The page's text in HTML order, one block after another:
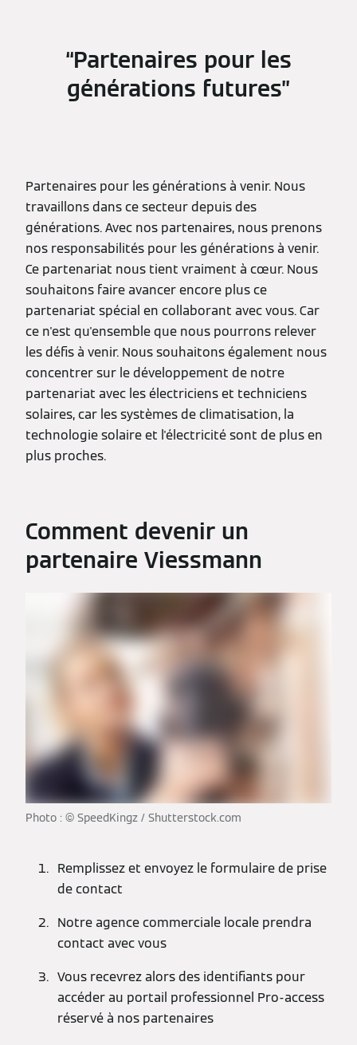
Partenaires pour les
générations futures
Partenaires pour les générations à venir. Nous
travaillons dans ce secteur depuis des
générations. Avec nos partenaires, nous prenons
nos responsabilités pour les générations à venir.
Ce partenariat nous tient vraiment à cœur. Nous
souhaitons faire avancer encore plus ce
partenariat spécial en collaborant avec vous. Car
ce n'est qu'ensemble que nous pourrons relever
les défis à venir. Nous souhaitons également nous
concentrer sur le développement de notre
partenariat avec les électriciens et techniciens
solaires, car les systèmes de climatisation, la
technologie solaire et l'électricité sont de plus en
plus proches.
Comment devenir un
partenaire Viessmann
Photo : © SpeedKingz / Shutterstock.com
Remplissez et envoyez le formulaire de prise
de contact
Notre agence commerciale locale prendra
contact avec vous
Vous recevrez alors des identifiants pour
accéder au portail professionnel Pro-access
réservé à nos partenaires